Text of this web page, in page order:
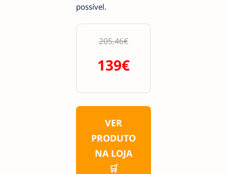
possível.
205.46€
139€
VER
PRODUTO
NA LOJA
🛒